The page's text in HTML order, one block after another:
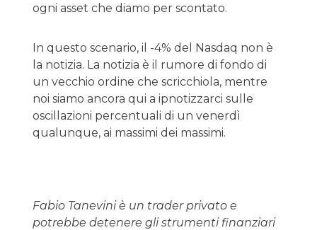
ogni asset che diamo per scontato.
In questo scenario, il -4% del Nasdaq non è
la notizia. La notizia è il rumore di fondo di
un vecchio ordine che scricchiola, mentre
noi siamo ancora qui a ipnotizzarci sulle
oscillazioni percentuali di un venerdì
qualunque, ai massimi dei massimi.
Fabio Tanevini è un trader privato e
potrebbe detenere gli strumenti finanziari